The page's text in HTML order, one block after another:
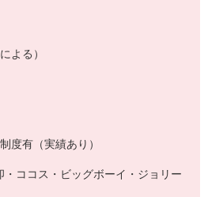
よる）
度有（実績あり）
ココス・ビッグボーイ・ジョリー